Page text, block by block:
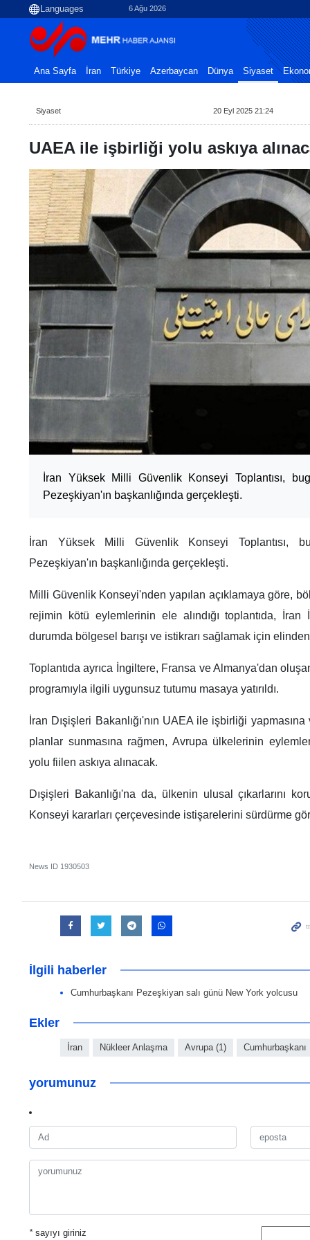
6 Ağu 2026
Ana Sayfa İran Türkiye Azerbaycan Dünya Siyaset
Siyaset 20 Eyl 2025 21:24
UAEA ile işbirliği yolu askıya
İran Yüksek Milli Güvenlik Konseyi Toplantısı,
Pezeşkiyan'ın başkanlığında gerçekleşti.
İran Yüksek Milli Güvenlik Konseyi Toplantısı,
Pezeşkiyan'ın başkanlığında gerçekleşti.
Milli Güvenlik Konseyi'nden yapılan açıklamaya göre,
rejimin kötü eylemlerinin ele alındığı toplantıda,
durumda bölgesel barışı ve istikrarı sağlamak için
Toplantıda ayrıca İngiltere, Fransa ve Almanya'dan
programıyla ilgili uygunsuz tutumu masaya yatırıldı.
İran Dışişleri Bakanlığı'nın UAEA ile işbirliği
planlar sunmasına rağmen, Avrupa ülkelerinin
yolu fiilen askıya alınacak.
Dışişleri Bakanlığı'na da, ülkenin ulusal çıkarlarını
Konseyi kararları çerçevesinde istişarelerini sürdürme
News ID 1930503
İlgili haberler
Cumhurbaşkanı Pezeşkiyan salı günü New York yolcusu
Ekler
İran Nükleer Anlaşma Avrupa (1)
yorumunuz
*sayıyı giriniz